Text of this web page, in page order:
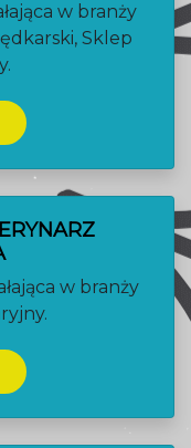
w branży
Sklep
w branży